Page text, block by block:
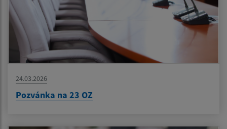
24.03.2026
Pozvánka na 23 OZ